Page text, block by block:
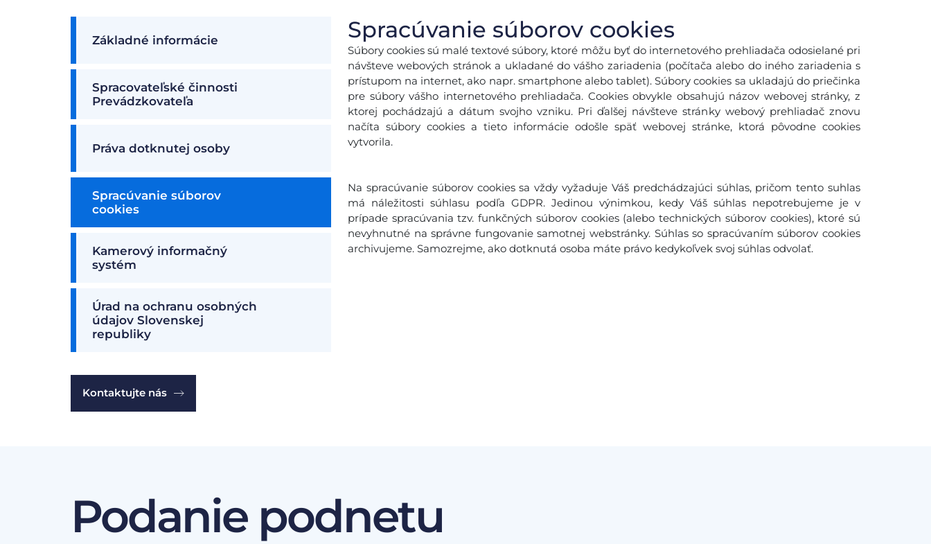
Základné informácie
Spracovateľské činnosti
Prevádzkovateľa
Práva dotknutej osoby
Spracúvanie súborov
cookies
Kamerový informačný
systém
Úrad na ochranu osobných
údajov Slovenskej
republiky
Kontaktujte nás
Spracúvanie súborov cookies
Súbory cookies sú malé textové súbory, ktoré môžu byť do internetového prehliadača odosielané pri
návšteve webových stránok a ukladané do vášho zariadenia (počítača alebo do iného zariadenia s
prístupom na internet, ako napr. smartphone alebo tablet). Súbory cookies sa ukladajú do priečinka
pre súbory vášho internetového prehliadača. Cookies obvykle obsahujú názov webovej stránky, z
ktorej pochádzajú a dátum svojho vzniku. Pri ďalšej návšteve stránky webový prehliadač znovu
načíta súbory cookies a tieto informácie odošle späť webovej stránke, ktorá pôvodne cookies
vytvorila.
Na spracúvanie súborov cookies sa vždy vyžaduje Váš predchádzajúci súhlas, pričom tento suhlas
má náležitosti súhlasu podľa GDPR. Jedinou výnimkou, kedy Váš súhlas nepotrebujeme je v
prípade spracúvania tzv. funkčných súborov cookies (alebo technických súborov cookies), ktoré sú
nevyhnutné na správne fungovanie samotnej webstránky. Súhlas so spracúvaním súborov cookies
archivujeme. Samozrejme, ako dotknutá osoba máte právo kedykoľvek svoj súhlas odvolať.
Podanie podnetu